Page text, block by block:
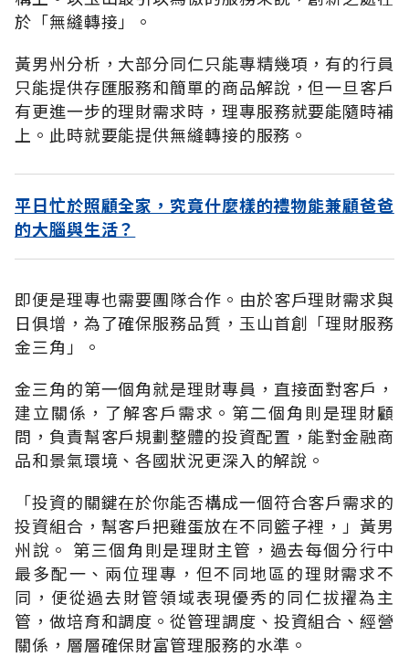
於「無縫轉接」。
黃男州分析，大部分同仁只能專精幾項，有的行員
只能提供存匯服務和簡單的商品解說，但一旦客戶
有更進一步的理財需求時，理專服務就要能隨時補
上。此時就要能提供無縫轉接的服務。
平日忙於照顧全家，究竟什麼樣的禮物能兼顧爸爸
的大腦與生活？
即便是理專也需要團隊合作。由於客戶理財需求與
日俱增，為了確保服務品質，玉山首創「理財服務
金三角」。
金三角的第一個角就是理財專員，直接面對客戶，
建立關係，了解客戶需求。第二個角則是理財顧
問，負責幫客戶規劃整體的投資配置，能對金融商
品和景氣環境、各國狀況更深入的解說。
「投資的關鍵在於你能否構成一個符合客戶需求的
投資組合，幫客戶把雞蛋放在不同籃子裡，」黃男
州說。 第三個角則是理財主管，過去每個分行中
最多配一、兩位理專，但不同地區的理財需求不
同，便從過去財管領域表現優秀的同仁拔擢為主
管，做培育和調度。從管理調度、投資組合、經營
關係，層層確保財富管理服務的水準。